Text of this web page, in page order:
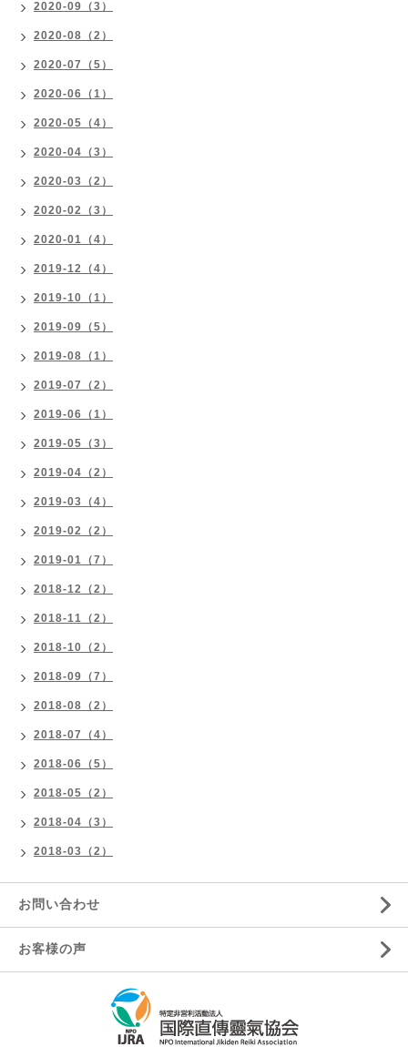
2020-09（3）
2020-08（2）
2020-07（5）
2020-06（1）
2020-05（4）
2020-04（3）
2020-03（2）
2020-02（3）
2020-01（4）
2019-12（4）
2019-10（1）
2019-09（5）
2019-08（1）
2019-07（2）
2019-06（1）
2019-05（3）
2019-04（2）
2019-03（4）
2019-02（2）
2019-01（7）
2018-12（2）
2018-11（2）
2018-10（2）
2018-09（7）
2018-08（2）
2018-07（4）
2018-06（5）
2018-05（2）
2018-04（3）
2018-03（2）
お問い合わせ
お客様の声